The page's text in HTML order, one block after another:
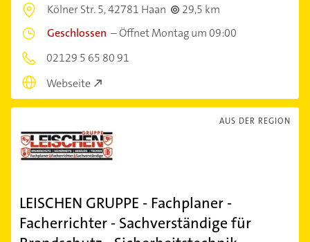
Kölner Str. 5,42781 Haan
29,5 km
Geschlossen –Öffnet Montag um 09:00
02129 5 65 80 91
Webseite
AUS DER REGION
LEISCHEN GRUPPE - Fachplaner -
Facherrichter - Sachverständige für